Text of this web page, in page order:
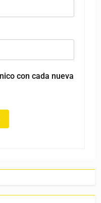
con cada nueva